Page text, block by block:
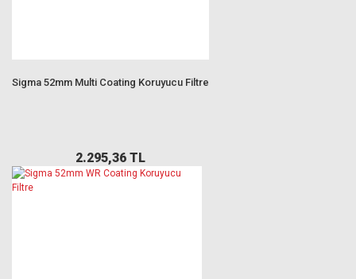
Sigma 52mm Multi Coating Koruyucu Filtre
2.295,36 TL